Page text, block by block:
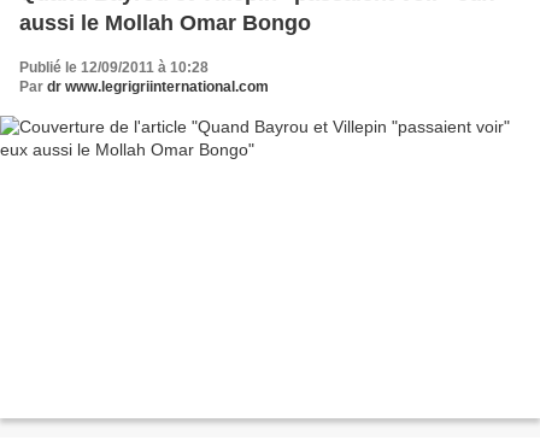
aussi le Mollah Omar Bongo
Publié le 12/09/2011 à 10:28
Par dr www.legrigriinternational.com